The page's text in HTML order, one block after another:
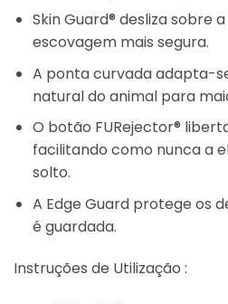
Skin Guard® desliza sobre
escovagem mais segura.
A ponta curvada adapta-
natural do animal para
O botão FURejector®
facilitando como nunca a
solto.
A Edge Guard protege os
é guardada.
Instruções de Utilização :